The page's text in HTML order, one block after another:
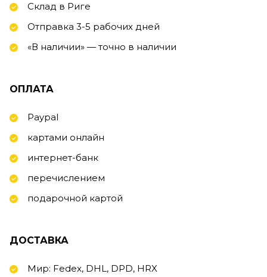
Склад в Риге
Отправка 3-5 рабочих дней
«В наличии» — точно в наличии
ОПЛАТА
Paypal
картами онлайн
интернет-банк
перечислением
подарочной картой
ДОСТАВКА
Мир: Fedex, DHL, DPD, HRX